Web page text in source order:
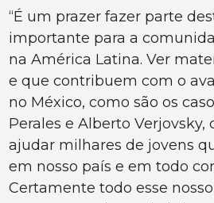
“É um prazer fazer parte
importante para a
na América Latina. Ver
e que contribuem com o
no México, como são os
Perales e Alberto Verjovsky,
ajudar milhares de jovens
em nosso país e em todo
Certamente todo esse